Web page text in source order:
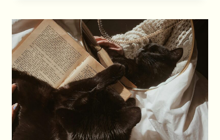
CASA:
SEU
GATO
PEDIU
DEMISSÃO
DA
CASA
ANTIGA?